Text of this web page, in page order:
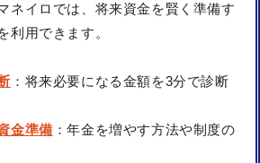
ネイロでは、将来資金を賢く準備す
利用できます。
：将来必要になる金額を3分で診断
金準備 ：年金を増やす方法や制度の